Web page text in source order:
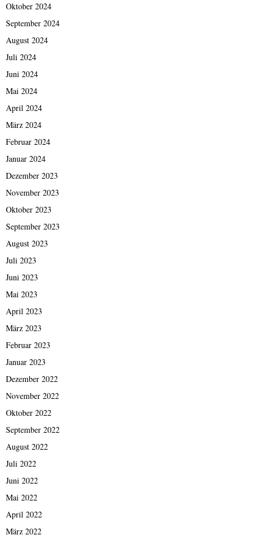
Oktober 2024
September 2024
August 2024
Juli 2024
Juni 2024
Mai 2024
April 2024
März 2024
Februar 2024
Januar 2024
Dezember 2023
November 2023
Oktober 2023
September 2023
August 2023
Juli 2023
Juni 2023
Mai 2023
April 2023
März 2023
Februar 2023
Januar 2023
Dezember 2022
November 2022
Oktober 2022
September 2022
August 2022
Juli 2022
Juni 2022
Mai 2022
April 2022
März 2022